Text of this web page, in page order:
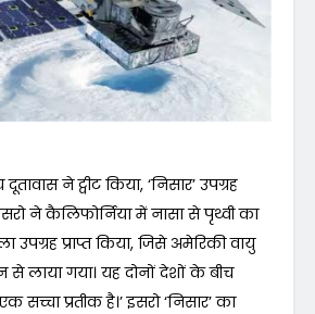
ने ट्वीट किया, ‘निसार’ उपग्रह
ने कैलिफोर्निया में नासा से पृथ्वी का
प्राप्त किया, जिसे अमेरिकी वायु
से लाया गया। यह दोनों देशों के बीच
सच्चा प्रतीक है।’ इसरो ‘निसार’ का